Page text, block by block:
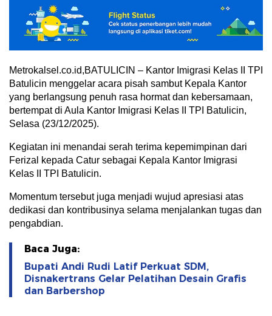
Metrokalsel.co.id,BATULICIN – Kantor Imigrasi Kelas II TPI
Batulicin menggelar acara pisah sambut Kepala Kantor
yang berlangsung penuh rasa hormat dan kebersamaan,
bertempat di Aula Kantor Imigrasi Kelas II TPI Batulicin,
Selasa (23/12/2025).
Kegiatan ini menandai serah terima kepemimpinan dari
Ferizal kepada Catur sebagai Kepala Kantor Imigrasi
Kelas II TPI Batulicin.
Momentum tersebut juga menjadi wujud apresiasi atas
dedikasi dan kontribusinya selama menjalankan tugas dan
pengabdian.
Baca Juga:
Bupati Andi Rudi Latif Perkuat SDM,
Disnakertrans Gelar Pelatihan Desain Grafis
dan Barbershop